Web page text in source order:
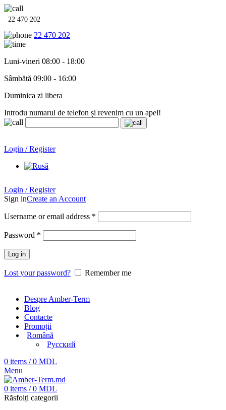
22 470 202
22 470 202
Luni-vineri 08:00 - 18:00
Sâmbătă 09:00 - 16:00
Duminica zi libera
Introdu numarul de telefon și revenim cu un apel!
Login / Register
Login / Register
Sign inCreate an Account
Username or email address *
Password *
Log in
Lost your password? Remember me
Despre Amber-Term
Blog
Contacte
Promoții
Română
Русский
0 items / 0 MDL
Menu
0 items / 0 MDL
Răsfoiți categorii